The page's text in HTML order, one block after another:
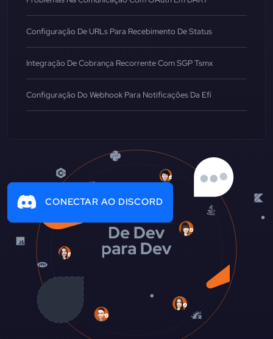
Configuração De URLs Para Recebimento De Status
Integração De Cobrança Recorrente Com SGP Tsmx
Configuração Do Webhook Para Notificações Da Efí
CONECTAR AO DISCORD